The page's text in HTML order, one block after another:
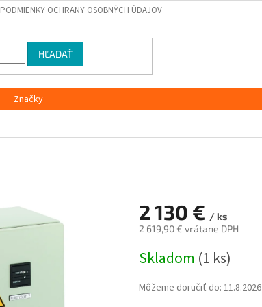
PODMIENKY OCHRANY OSOBNÝCH ÚDAJOV
HĽADAŤ
Značky
2 130 € / ks
2 619,90 € vrátane DPH
cena:
Skladom (1 ks)
Môžeme doručiť do: 11.8.2026